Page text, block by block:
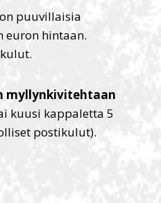
puuvillaisia
euron hintaan.
myllynkivitehtaan
kuusi kappaletta 5
postikulut).